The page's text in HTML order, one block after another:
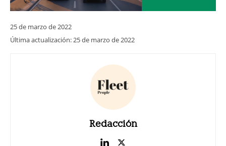
25 de marzo de 2022
Última actualización:25 de marzo de 2022
Redacción